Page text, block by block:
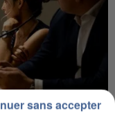
sans accepter